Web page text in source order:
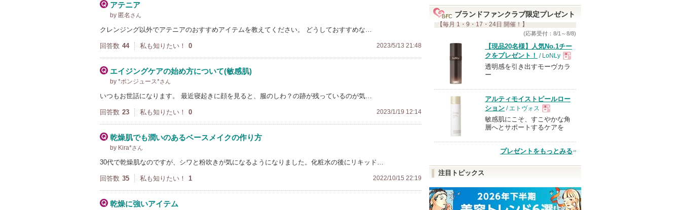
アテニア
by 匿名 さん
クレンジング以外でアテニアのおすすめアイテムを教えてください。 どうしておすすめな…
回答数 44 私も知りたい！ 0 2023/5/13 21:48
エイジングケアの始め方について(敏感肌)
by *ポンジュース*さん
いつもお世話になります。 最近寝起きに顔を見ると、服のしわ？の跡が残っているのが気…
回答数 23 私も知りたい！ 0 2023/1/19 12:14
乾燥肌でも潤いのあるベースメイクの作り方
by Kira*さん
30代で乾燥肌なのですが、シワと粉吹きが気になるようになりました。化粧水の後にリキッド…
回答数 35 私も知りたい！ 1 2022/10/15 22:19
乾燥に強いアイテム
ま
す
ブランドファンクラブ限定プレゼント
【毎月 1・9・17・24日 開催！】
(応募受付：8/1～8/8)
【現品20名様】人気No.1チー
クをプレゼント！ / LoNLy
現
品
透明感を引き出すモーヴカラ
ー
アルティモイストピールロー
ション / エトヴォス
現
品
敏感肌にこそ、すこやかな角
層へとサポートするケアを
プレゼントをもっとみる
注目トピックス